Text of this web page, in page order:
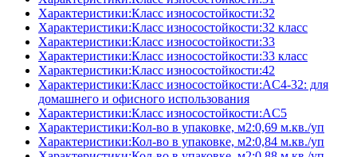
Характеристики:Класс износостойкости:32
Характеристики:Класс износостойкости:32 класс
Характеристики:Класс износостойкости:33
Характеристики:Класс износостойкости:33 класс
Характеристики:Класс износостойкости:42
Характеристики:Класс износостойкости:AC4-32: для
домашнего и офисного использования
Характеристики:Класс износостойкости:AC5
Характеристики:Кол-во в упаковке, м2:0,69 м.кв./уп
Характеристики:Кол-во в упаковке, м2:0,84 м.кв./уп